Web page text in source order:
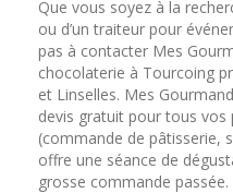
Que vous soyez à la
ou d’un traiteur pour
pas à contacter Mes
chocolaterie à Tourcoing
et Linselles. Mes
devis gratuit pour tous
(commande de pâtisserie,
offre une séance de
grosse commande passée.